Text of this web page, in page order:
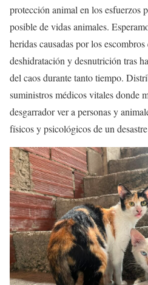
protección animal en los esfuerzos
posible de vidas animales.
heridas causadas por los
deshidratación y desnutrición tras
del caos durante tanto tiempo.
suministros médicos vitales donde
desgarrador ver a personas y
físicos y psicológicos de un